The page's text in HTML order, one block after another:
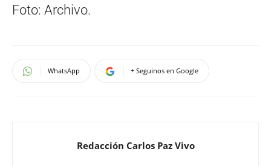
Foto: Archivo.
WhatsApp + Seguinos en Google
Redacción Carlos Paz Vivo